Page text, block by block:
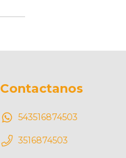
Contactanos
543516874503
3516874503